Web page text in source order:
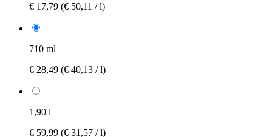
€ 17,79 (€ 50,11 / l)
710 ml
€ 28,49 (€ 40,13 / l)
1,90 l
€ 59,99 (€ 31,57 / l)